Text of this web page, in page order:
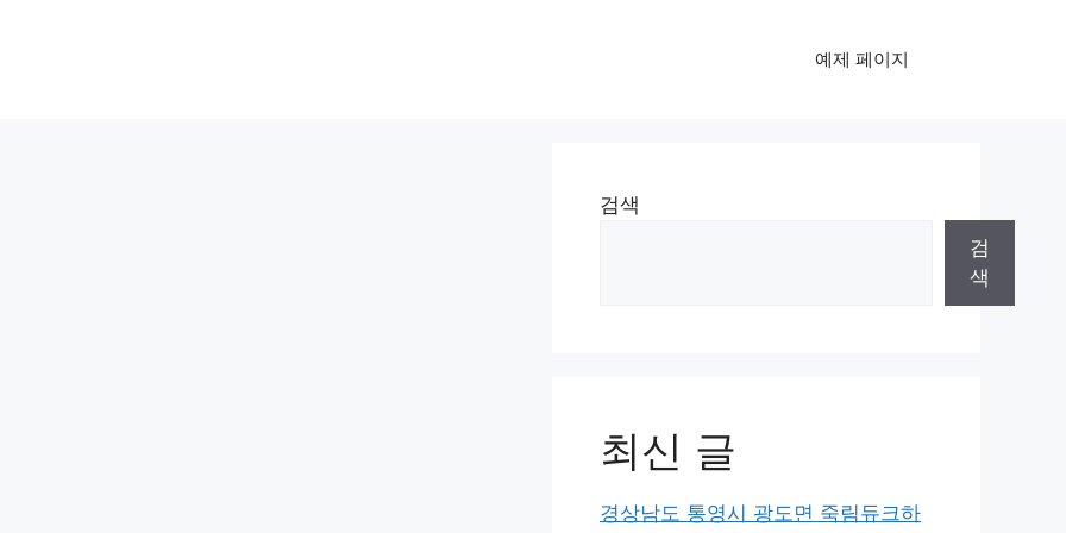
예제 페이지
검색
검
색
최신 글
경상남도 통영시 광도면 죽림듀크하